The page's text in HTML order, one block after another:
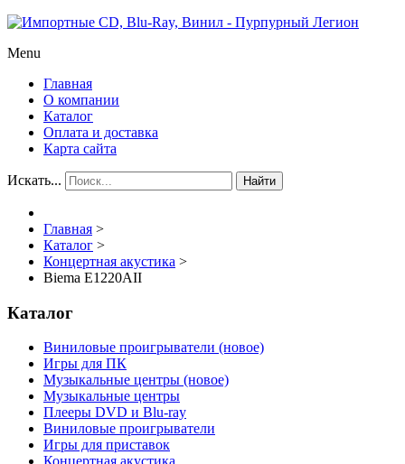
Menu
Главная
О компании
Каталог
Оплата и доставка
Карта сайта
Искать... Найти
Главная >
Каталог >
Концертная акустика >
Biema E1220AII
Каталог
Виниловые проигрыватели (новое)
Игры для ПК
Музыкальные центры (новое)
Музыкальные центры
Плееры DVD и Blu-ray
Виниловые проигрыватели
Игры для приставок